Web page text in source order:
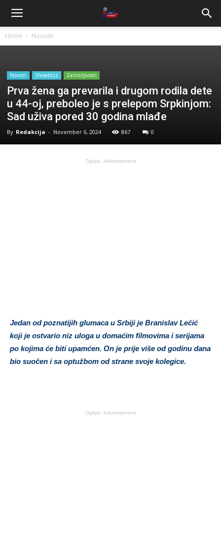
Home Novosti
Novosti Showbizz Zanimljivosti
Prva žena ga prevarila i drugom rodila dete
u 44-oj, preboleo je s prelepom Srpkinjom:
Sad uživa pored 30 godina mlađe
By Redakcija - November 6, 2024 867 0
Oglasi - Advertisement
Jedan od poznatijih glumaca u Srbiji je Branislav Lečić
koji je ostvario niz uloga u domaćim filmovima i serijama
po kojima će biti upamćen. On je prije više od godinu dana
bio suočen i sa optužbom od strane svoje kolegice.
Oglasi - Advertisement